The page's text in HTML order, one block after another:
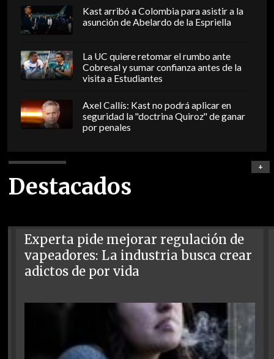
Kast arribó a Colombia para asistir a la
asunción de Abelardo de la Espriella
La UC quiere retomar el rumbo ante
Cobresal y sumar confianza antes de la
visita a Estudiantes
Axel Callís: Kast no podrá aplicar en
seguridad la "doctrina Quiroz" de ganar
por penales
Destacados
+
Experta pide mejorar regulación de
vapeadores: La industria busca crear
adictos de por vida